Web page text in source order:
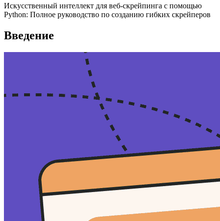
Искусственный интеллект для веб-скрейпинга с помощью
Python: Полное руководство по созданию гибких скрейперов
Введение